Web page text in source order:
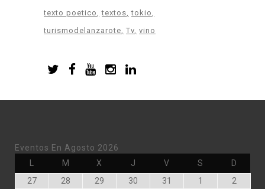
texto poetico
textos tokio
turismodelanzarote Tv vino
Eventos En Agosto 2026
MMartes X Miércoles
JJueves VViernes S D
27Julio
28 29 30 31 1 2Agosto